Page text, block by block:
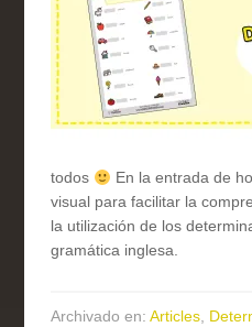
todos
En la entrada de
visual para facilitar la
la utilización de los
gramática inglesa.
Archivado en:Articles,